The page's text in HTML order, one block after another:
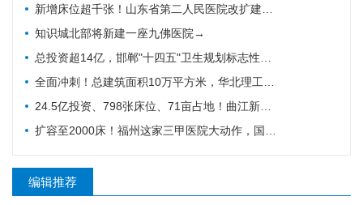
新增床位超千张！山东省第二人民医院改扩建项目全力推进，地上主体施工倒计时
知识城北部将新建一座九佛医院→
总投资超14亿，邯郸"十四五"卫生规划标志性工程迎施工方落地
全面冲刺！总建筑面积10万平方米，华北理工大学附属医院花海院区一期工程加速成型
24.5亿投资、798张床位、71亩占地！曲江新区医院的"最后一公里"冲刺
扩容至2000床！福州这家三甲医院大动作，国家级防治基地预计2028年建成
编辑推荐